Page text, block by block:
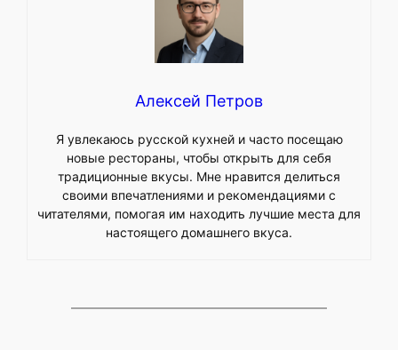
Алексей Петров
Я увлекаюсь русской кухней и часто посещаю
новые рестораны, чтобы открыть для себя
традиционные вкусы. Мне нравится делиться
своими впечатлениями и рекомендациями с
читателями, помогая им находить лучшие места для
настоящего домашнего вкуса.